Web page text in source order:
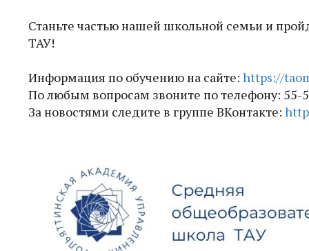
Станьте частью нашей школьной семьи и
ТАУ!
Информация по обучению на сайте: https://
По любым вопросам звоните по телефону: 55-
За новостями следите в группе ВКонтакте: